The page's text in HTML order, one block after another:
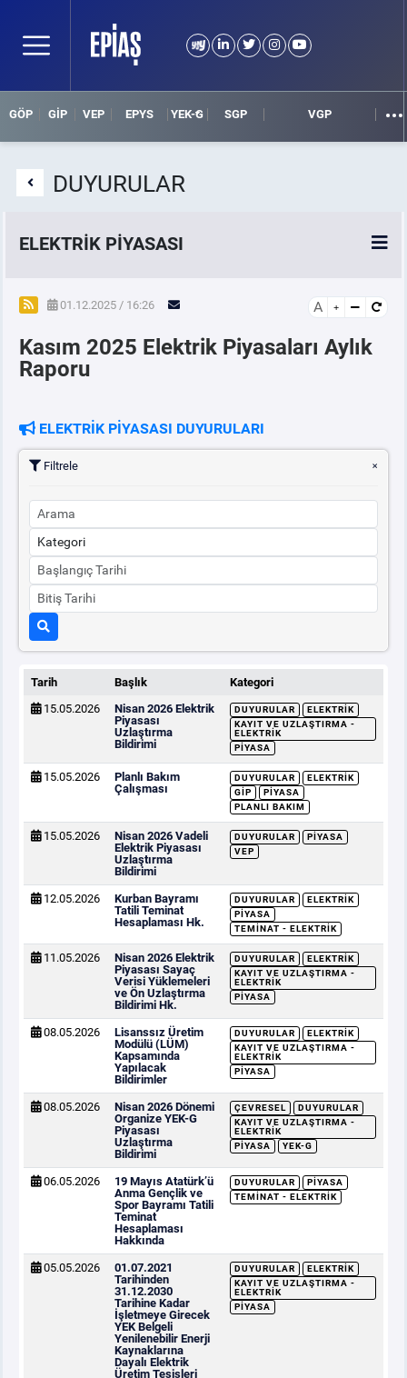
GÖP GİP VEP EPYS YEK-G SGP VGP
DUYURULAR
ELEKTRİK PİYASASI
SPOT ELEKTRİK PİYASALARI
ÖRNEK FİNANS BELGELERİ
PİYASAKAYITSÜRECİ
SERBEST TÜKETİCİ
MALİ UZLAŞTIRMA
TEMİNAT
BÜLTENLER
DUYURULAR
BT HİZMET YÖNETİM SİSTEMİ POLİTİKAMIZ
01.12.2025 / 16:26 A
Kasım 2025 Elektrik Piyasaları Aylık
Raporu
ELEKTRİK PİYASASI DUYURULARI
Filtrele
Tarih Başlık
Kategori
15.05.2026
Nisan 2026 Elektrik
Piyasası
Uzlaştırma
Bildirimi
DUYURULAR
ELEKTRIK
KAYIT VE UZLAŞTIRMA -
ELEKTRIK
PIYASA
15.05.2026
Planlı Bakım
Çalışması
DUYURULAR
ELEKTRIK
GİP
PIYASA
PLANLI BAKIM
15.05.2026
Nisan 2026 Vadeli
Elektrik Piyasası
Uzlaştırma
Bildirimi
DUYURULAR
PIYASA
VEP
12.05.2026
Kurban Bayramı
Tatili Teminat
Hesaplaması Hk.
DUYURULAR
ELEKTRIK
PIYASA
TEMINAT - ELEKTRIK
11.05.2026
Nisan 2026 Elektrik
Piyasası Sayaç
Verisi Yüklemeleri
ve Ön Uzlaştırma
Bildirimi Hk.
DUYURULAR
ELEKTRIK
KAYIT VE UZLAŞTIRMA -
ELEKTRIK
PIYASA
08.05.2026
Lisanssız Üretim
Modülü (LÜM)
Kapsamında
Yapılacak
Bildirimler
DUYURULAR
ELEKTRIK
KAYIT VE UZLAŞTIRMA -
ELEKTRIK
PIYASA
08.05.2026
Nisan 2026 Dönemi
Organize YEK-G
Piyasası
Uzlaştırma
Bildirimi
ÇEVRESEL
DUYURULAR
KAYIT VE UZLAŞTIRMA -
ELEKTRIK
PIYASA
YEK-G
06.05.2026
19 Mayıs Atatürk’ü
Anma Gençlik ve
Spor Bayramı Tatili
Teminat
Hesaplaması
Hakkında
DUYURULAR
PIYASA
TEMINAT - ELEKTRIK
05.05.2026
01.07.2021
Tarihinden
31.12.2030
Tarihine Kadar
İşletmeye Girecek
YEK Belgeli
Yenilenebilir Enerji
Kaynaklarına
Dayalı Elektrik
Üretim Tesisleri
DUYURULAR
ELEKTRIK
KAYIT VE UZLAŞTIRMA -
ELEKTRIK
PIYASA